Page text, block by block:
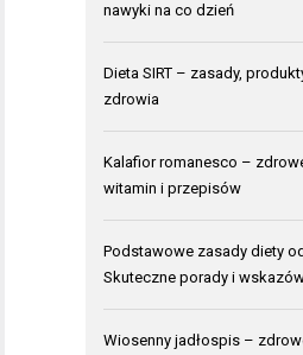
nawyki na co dzień
Dieta SIRT – zasady,
zdrowia
Kalafior romanesco –
witamin i przepisów
Podstawowe zasady diety
Skuteczne porady i
Wiosenny jadłospis –